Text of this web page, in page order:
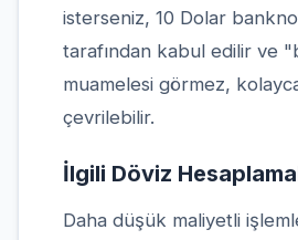
isterseniz, 10 Dolar
tarafından kabul edilir ve
muamelesi görmez,
çevrilebilir.
İlgili Döviz
Daha düşük maliyetli